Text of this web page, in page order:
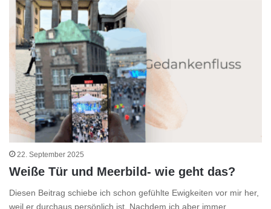
22. September 2025
Weiße Tür und Meerbild- wie geht das?
Diesen Beitrag schiebe ich schon gefühlte Ewigkeiten vor mir her,
weil er durchaus persönlich ist. Nachdem ich aber immer